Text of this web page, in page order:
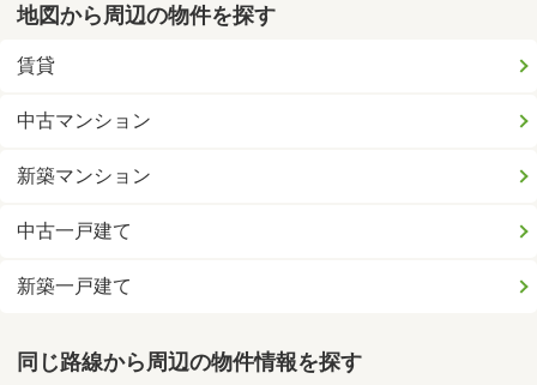
地図から周辺の物件を探す
賃貸
中古マンション
新築マンション
中古一戸建て
新築一戸建て
同じ路線から周辺の物件情報を探す